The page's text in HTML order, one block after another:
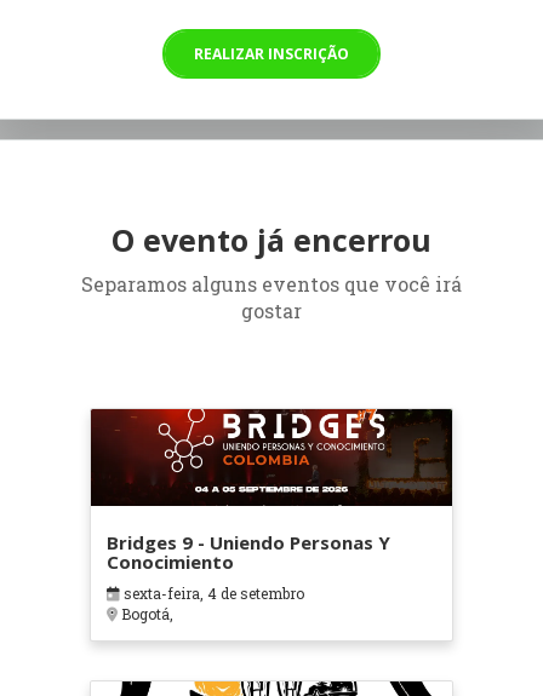
REALIZAR INSCRIÇÃO
O evento já encerrou
Separamos alguns eventos que você irá
gostar
Bridges 9 - Uniendo Personas Y
Conocimiento
sexta-feira, 4 de setembro
Bogotá,